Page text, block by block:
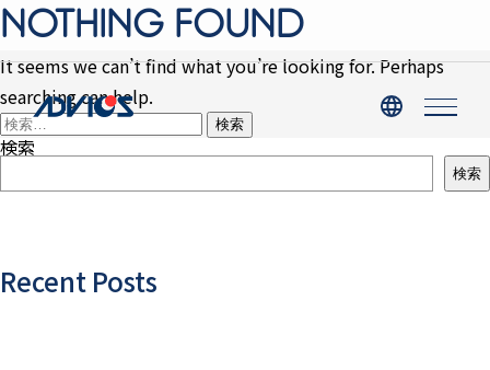
NOTHING FOUND
It seems we can’t find what you’re looking for. Perhaps
searching can help.
検
索:
検索
検索
Recent Posts